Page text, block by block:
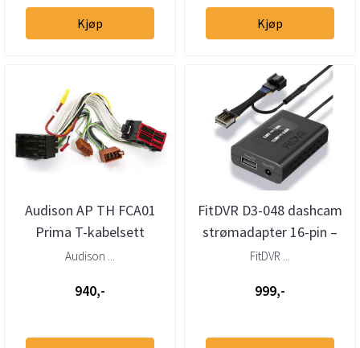
Kjøp Kjøp
Audison AP TH FCA01
Prima T-kabelsett
Alfa/Fiat/Chrysler/Dodge/Jeep
Audison ...
940,-
FitDVR D3-048 dashcam
strømadapter 16-pin –
Alfa Romeo Giulia /
FitDVR ...
999,-